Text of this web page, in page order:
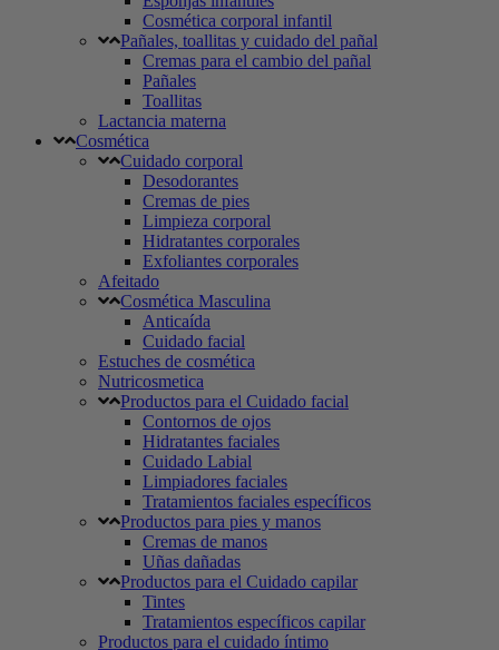
Cosmética corporal infantil
Pañales, toallitas y cuidado del pañal
Cremas para el cambio del pañal
Pañales
Toallitas
Lactancia materna
Cosmética
Cuidado corporal
Desodorantes
Cremas de pies
Limpieza corporal
Hidratantes corporales
Exfoliantes corporales
Afeitado
Cosmética Masculina
Anticaída
Cuidado facial
Estuches de cosmética
Nutricosmetica
Productos para el Cuidado facial
Contornos de ojos
Hidratantes faciales
Cuidado Labial
Limpiadores faciales
Tratamientos faciales específicos
Productos para pies y manos
Cremas de manos
Uñas dañadas
Productos para el Cuidado capilar
Tintes
Tratamientos específicos capilar
Productos para el cuidado íntimo